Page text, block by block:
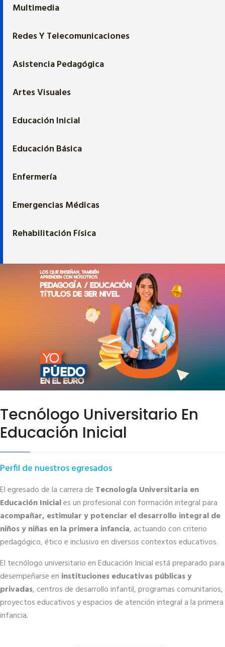
Multimedia
Redes Y Telecomunicaciones
Asistencia Pedagógica
Artes Visuales
Educación Inicial
Educación Básica
Enfermería
Emergencias Médicas
Rehabilitación Física
Tecnólogo Universitario En
Educación Inicial
Perfil de nuestros egresados
El egresado de la carrera de Tecnología Universitaria en
Educación Iniciales un profesional con formación integral para
acompañar, estimular y potenciar el desarrollo integral de
niños y niñas en la primera infancia, actuando con criterio
pedagógico, ético e inclusivo en diversos contextos educativos.
El tecnólogo universitario en Educación Inicial está preparado para
desempeñarse en instituciones educativas públicas y
privadas, centros de desarrollo infantil, programas comunitarios,
proyectos educativos y espacios de atención integral a la primera
infancia.